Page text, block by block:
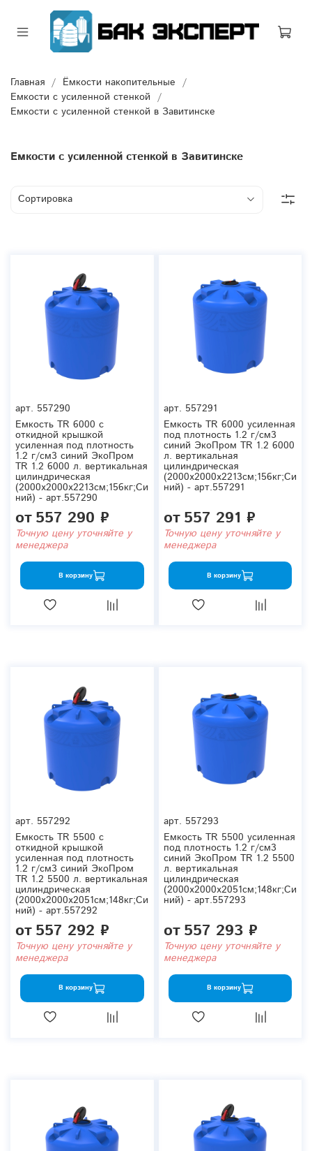
Главная
Ёмкости накопительные
Емкости с усиленной стенкой
Емкости с усиленной стенкой в Завитинске
Емкости с усиленной стенкой в Завитинске
арт. 557290
Емкость TR 6000 с
откидной крышкой
усиленная под плотность
1.2 г/см3 синий ЭкоПром
TR 1.2 6000 л. вертикальная
цилиндрическая
(2000x2000x2213см;156кг;Си
ний) - арт.557290
от557 290 ₽
Точную цену уточняйте у
менеджера
В корзину
арт. 557291
Емкость TR 6000 усиленная
под плотность 1.2 г/см3
синий ЭкоПром TR 1.2 6000
л. вертикальная
цилиндрическая
(2000x2000x2213см;156кг;Си
ний) - арт.557291
от557 291 ₽
Точную цену уточняйте у
менеджера
В корзину
арт. 557292
Емкость TR 5500 с
откидной крышкой
усиленная под плотность
1.2 г/см3 синий ЭкоПром
TR 1.2 5500 л. вертикальная
цилиндрическая
(2000x2000x2051см;148кг;Си
ний) - арт.557292
от557 292 ₽
Точную цену уточняйте у
менеджера
В корзину
арт. 557293
Емкость TR 5500 усиленная
под плотность 1.2 г/см3
синий ЭкоПром TR 1.2 5500
л. вертикальная
цилиндрическая
(2000x2000x2051см;148кг;Си
ний) - арт.557293
от557 293 ₽
Точную цену уточняйте у
менеджера
В корзину